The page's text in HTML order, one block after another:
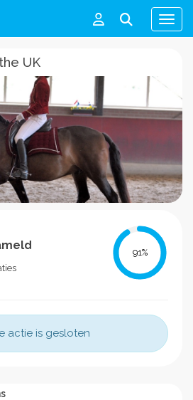
Menu
UK
91%
actie is gesloten